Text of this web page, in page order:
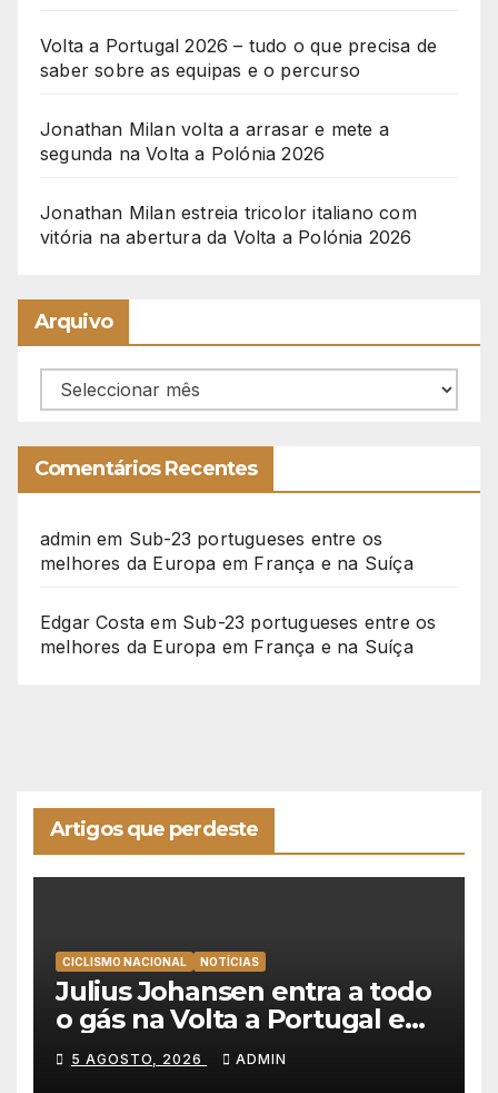
Volta a Portugal 2026 – tudo o que precisa de
saber sobre as equipas e o percurso
Jonathan Milan volta a arrasar e mete a
segunda na Volta a Polónia 2026
Jonathan Milan estreia tricolor italiano com
vitória na abertura da Volta a Polónia 2026
Arquivo
Arquivo
Comentários Recentes
admin em Sub-23 portugueses entre os
melhores da Europa em França e na Suíça
Edgar Costa em Sub-23 portugueses entre os
melhores da Europa em França e na Suíça
Artigos que perdeste
CICLISMO NACIONAL NOTÍCIAS
Julius Johansen entra a todo
o gás na Volta a Portugal e
lidera dobradinha da UAE
Team Emirates em Lisboa
5 AGOSTO, 2026 ADMIN